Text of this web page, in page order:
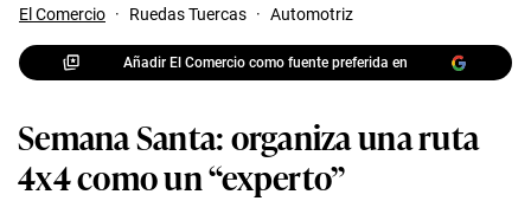
El Comercio · Ruedas Tuercas · Automotriz
Añadir El Comercio como fuente preferida en
Semana Santa: organiza una ruta
4x4 como un “experto”